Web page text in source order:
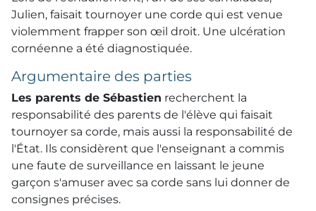
Julien, faisait tournoyer une corde qui est venue
violemment frapper son œil droit. Une ulcération
cornéenne a été diagnostiquée.
Argumentaire des parties
Les parents de Sébastien recherchent la
responsabilité des parents de l'élève qui faisait
tournoyer sa corde, mais aussi la responsabilité de
l'État. Ils considèrent que l'enseignant a commis
une faute de surveillance en laissant le jeune
garçon s'amuser avec sa corde sans lui donner de
consignes précises.